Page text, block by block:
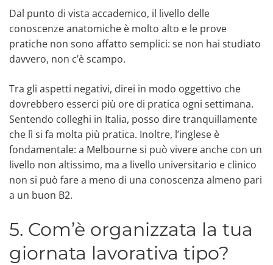
Dal punto di vista accademico, il livello delle
conoscenze anatomiche è molto alto e le prove
pratiche non sono affatto semplici: se non hai studiato
davvero, non c’è scampo.
Tra gli aspetti negativi, direi in modo oggettivo che
dovrebbero esserci più ore di pratica ogni settimana.
Sentendo colleghi in Italia, posso dire tranquillamente
che lì si fa molta più pratica. Inoltre, l’inglese è
fondamentale: a Melbourne si può vivere anche con un
livello non altissimo, ma a livello universitario e clinico
non si può fare a meno di una conoscenza almeno pari
a un buon B2.
5. Com’è organizzata la tua
giornata lavorativa tipo?